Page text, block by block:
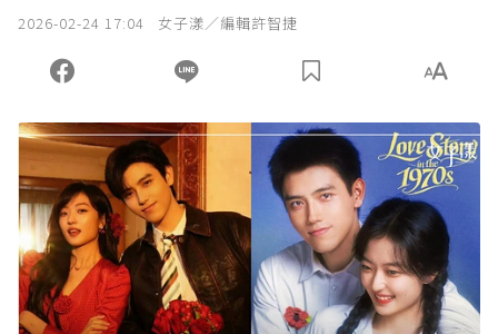
2026-02-24 17:04 女子漾／編輯許智捷